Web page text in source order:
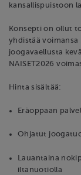
kansallispuistoon
Konsepti on ollut
yhdistää voimansa
joogavaellusta
NAISET2026
Hinta sisältää:
Eräoppaan
Ohjatut
Lauantaina
iltanuotiolla